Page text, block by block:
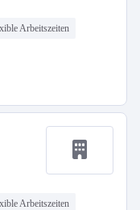
Arbeitszeiten
Arbeitszeiten